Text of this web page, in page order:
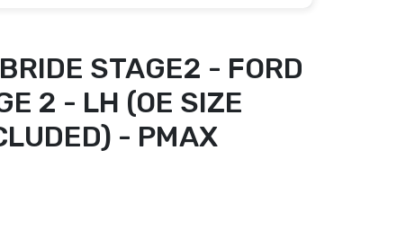
STAGE2 - FORD
2 - LH (OE SIZE
- PMAX